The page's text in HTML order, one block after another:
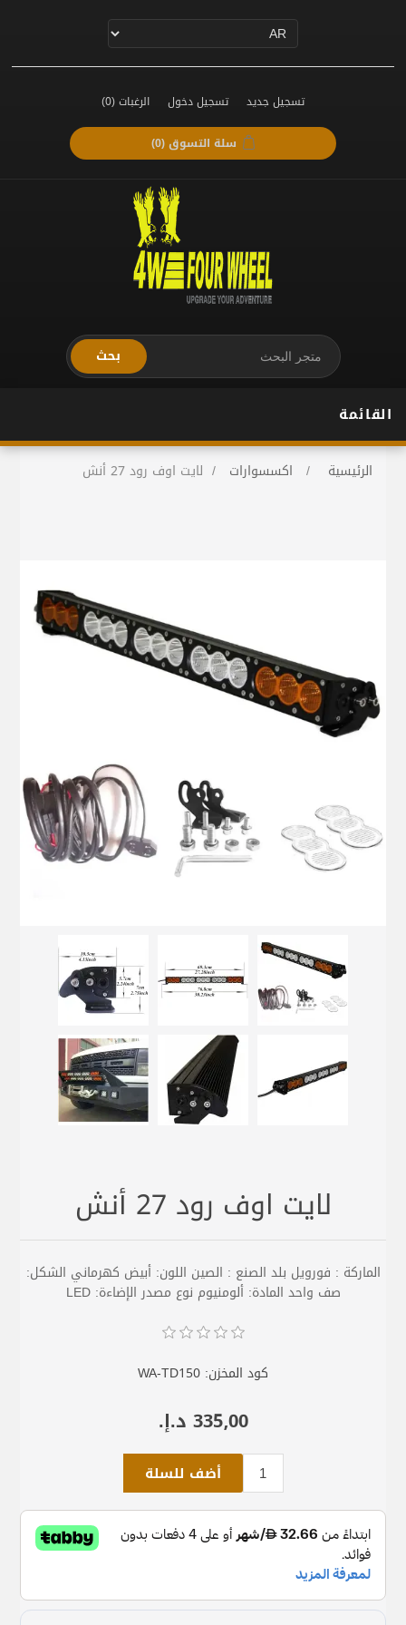
تسجيل جديد تسجيل دخول الرغبات(0)
سلة التسوق(0)
بحث
القائمة
الرئيسية / اكسسوارات / لايت اوف رود 27 أنش
لايت اوف رود 27 أنش
الماركة : فورويل بلد الصنع : الصين اللون: أبيض كهرماني الشكل:
صف واحد المادة: ألومنيوم نوع مصدر الإضاءة: LED
كود المخزن: WA-TD150
335٫00 د.إ.‏
أضف للسلة